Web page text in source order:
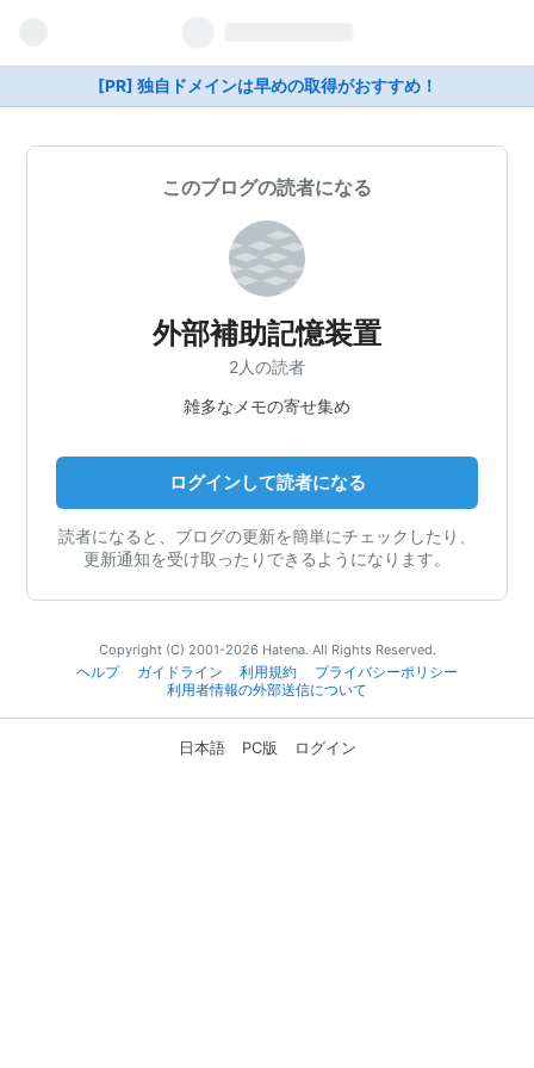
[PR] 独自ドメインは早めの取得がおすすめ！
このブログの読者になる
外部補助記憶装置
2人の読者
雑多なメモの寄せ集め
ログインして読者になる
読者になると、ブログの更新を簡単にチェックしたり、
更新通知を受け取ったりできるようになります。
Copyright (C) 2001-2026 Hatena. All Rights Reserved.
ヘルプ
ガイドライン 利用規約
プライバシーポリシー
利用者情報の外部送信について
日本語 PC版 ログイン